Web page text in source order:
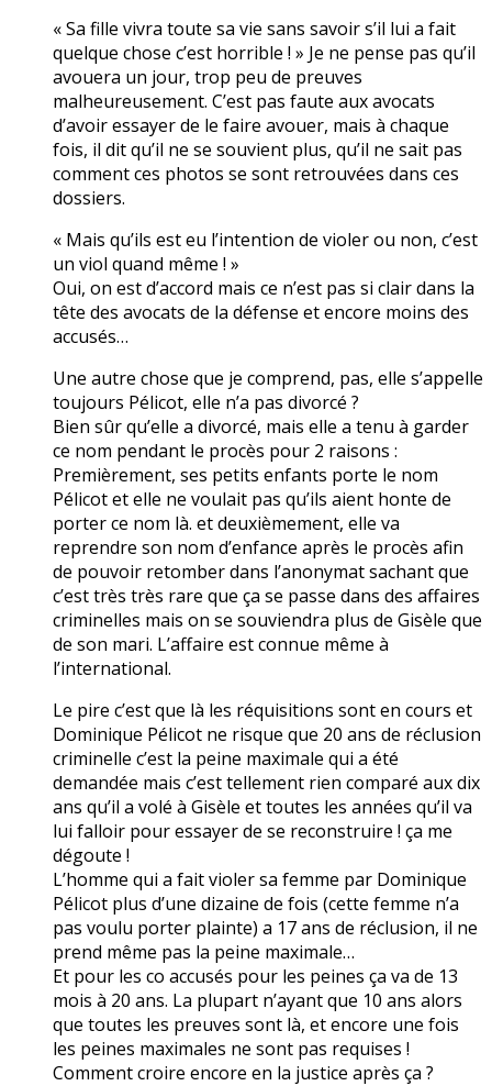
« Sa fille vivra toute sa vie sans savoir s’il lui a fait
quelque chose c’est horrible ! » Je ne pense pas qu’il
avouera un jour, trop peu de preuves
malheureusement. C’est pas faute aux avocats
d’avoir essayer de le faire avouer, mais à chaque
fois, il dit qu’il ne se souvient plus, qu’il ne sait pas
comment ces photos se sont retrouvées dans ces
dossiers.
« Mais qu’ils est eu l’intention de violer ou non, c’est
un viol quand même ! »
Oui, on est d’accord mais ce n’est pas si clair dans la
tête des avocats de la défense et encore moins des
accusés…
Une autre chose que je comprend, pas, elle s’appelle
toujours Pélicot, elle n’a pas divorcé ?
Bien sûr qu’elle a divorcé, mais elle a tenu à garder
ce nom pendant le procès pour 2 raisons :
Premièrement, ses petits enfants porte le nom
Pélicot et elle ne voulait pas qu’ils aient honte de
porter ce nom là. et deuxièmement, elle va
reprendre son nom d’enfance après le procès afin
de pouvoir retomber dans l’anonymat sachant que
c’est très très rare que ça se passe dans des affaires
criminelles mais on se souviendra plus de Gisèle que
de son mari. L’affaire est connue même à
l’international.
Le pire c’est que là les réquisitions sont en cours et
Dominique Pélicot ne risque que 20 ans de réclusion
criminelle c’est la peine maximale qui a été
demandée mais c’est tellement rien comparé aux dix
ans qu’il a volé à Gisèle et toutes les années qu’il va
lui falloir pour essayer de se reconstruire ! ça me
dégoute !
L’homme qui a fait violer sa femme par Dominique
Pélicot plus d’une dizaine de fois (cette femme n’a
pas voulu porter plainte) a 17 ans de réclusion, il ne
prend même pas la peine maximale…
Et pour les co accusés pour les peines ça va de 13
mois à 20 ans. La plupart n’ayant que 10 ans alors
que toutes les preuves sont là, et encore une fois
les peines maximales ne sont pas requises !
Comment croire encore en la justice après ça ?